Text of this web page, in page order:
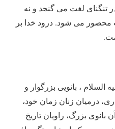
تنگنای لغت می گنجد و نه
می شود. درود خدا بر
السلام ، بانویی بزرگوار و
درمیان زنان زمان خود،
بانوی بزرگ، راویان تاریخ